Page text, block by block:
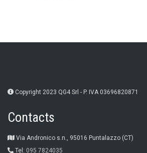
Copyright 2023 QG4 Srl - P. IVA 03696820871
Contacts
Via Andronico s.n., 95016 Puntalazzo (CT)
Tel: 095 7824035